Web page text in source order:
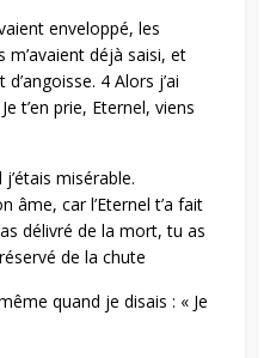
enveloppé, les
déjà saisi, et
4 Alors j’ai
t’en prie, Eternel, viens
j’étais misérable.
âme, car l’Eternel t’a fait
délivré de la mort, tu as
de la chute
quand je disais : « Je